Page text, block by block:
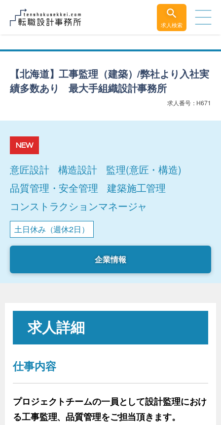
求人検索
【北海道】工事監理（建築）/弊社より入社実
績多数あり 最大手組織設計事務所
求人番号：H671
NEW
意匠設計 構造設計
監理(意匠・構造)
品質管理・安全管理
建築施工管理
コンストラクションマネージャ
土日休み（週休2日）
企業情報
求人詳細
仕事内容
プロジェクトチームの一員として設計監理におけ
る工事監理、品質管理をご担当頂きます。